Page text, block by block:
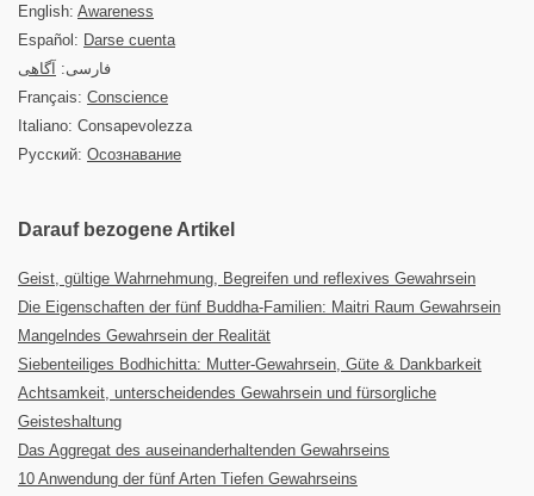
English: Awareness
Español: Darse cuenta
فارسی: آگاهی
Français: Conscience
Italiano: Consapevolezza
Русский: Осознавание
Darauf bezogene Artikel
Geist, gültige Wahrnehmung, Begreifen und reflexives Gewahrsein
Die Eigenschaften der fünf Buddha-Familien: Maitri Raum Gewahrsein
Mangelndes Gewahrsein der Realität
Siebenteiliges Bodhichitta: Mutter-Gewahrsein, Güte & Dankbarkeit
Achtsamkeit, unterscheidendes Gewahrsein und fürsorgliche
Geisteshaltung
Das Aggregat des auseinanderhaltenden Gewahrseins
10 Anwendung der fünf Arten Tiefen Gewahrseins